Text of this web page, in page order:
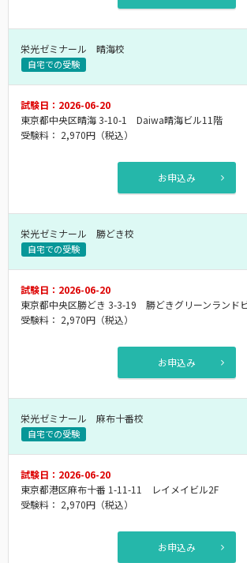
栄光ゼミナール 晴海校
自宅での受験
試験日：2026-06-20
東京都中央区晴海 3-10-1 Daiwa晴海ビル11階
受験料： 2,970円 （税込）
お申込み
栄光ゼミナール 勝どき校
自宅での受験
試験日：2026-06-20
東京都中央区勝どき 3-3-19 勝どきグリーンランド
受験料： 2,970円 （税込）
お申込み
栄光ゼミナール 麻布十番校
自宅での受験
試験日：2026-06-20
東京都港区麻布十番 1-11-11 レイメイビル2F
受験料： 2,970円 （税込）
お申込み